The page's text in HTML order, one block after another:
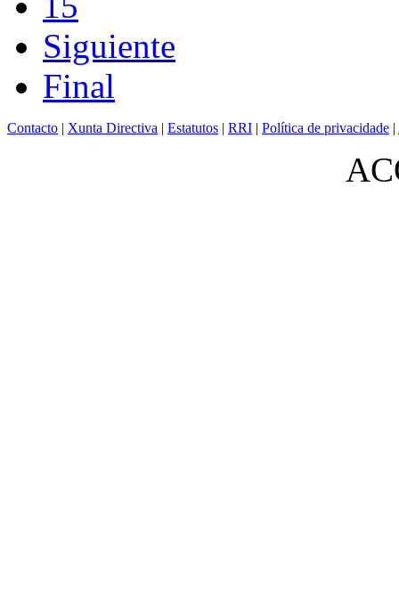
Siguiente
Final
Contacto | Xunta Directiva | Estatutos | RRI | Política de privacidade |